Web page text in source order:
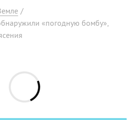
/
«погодную бомбу»,